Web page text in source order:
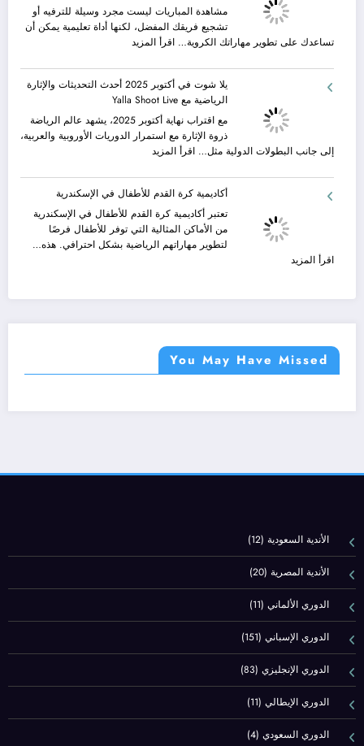
–
بين
وجمال
النيل
شركة
جلوبال
العفش
تعرف
يمكن
الحصول
على
خدمات
نقل
وخالية
من
المفاجآت
مشاهدة المباريات ليست مجرد وسيلة للترفيه أو
تشجيع فريقك المفضل، لكنها أداة تعليمية يمكن أن
تساعدك على تطوير مهاراتك الكروية… اقرأ المزيد
:
تطور
مهاراتك
الكروية
من
خلال
يلا شوت في أكتوبر 2025 أحدث التحديثات والإثارة
الرياضية مع Yalla Shoot Live
مع اقتراب نهاية أكتوبر 2025، يشهد عالم الرياضة
ذروة الإثارة مع استمرار الدوريات الأوروبية والعربية،
إلى جانب البطولات الدولية مثل… اقرأ المزيد
:
شوت
في
أكتوبر
2025
أحدث
Yalla
أكاديمية كرة القدم للأطفال في الإسكندرية
تعتبر أكاديمية كرة القدم للأطفال في الإسكندرية
من الأماكن المثالية التي توفر للأطفال فرصًا
لتطوير مهاراتهم الرياضية بشكل احترافي. هذه…
اقرأ المزيد
:
للأطفال
الإسكندرية
You May Have Missed
الأندية السعودية(12)
الأندية المصرية(20)
الدوري الألماني(11)
الدوري الإسباني(151)
الدوري الإنجليزي(83)
الدوري الإيطالي(11)
الدوري السعودي(4)